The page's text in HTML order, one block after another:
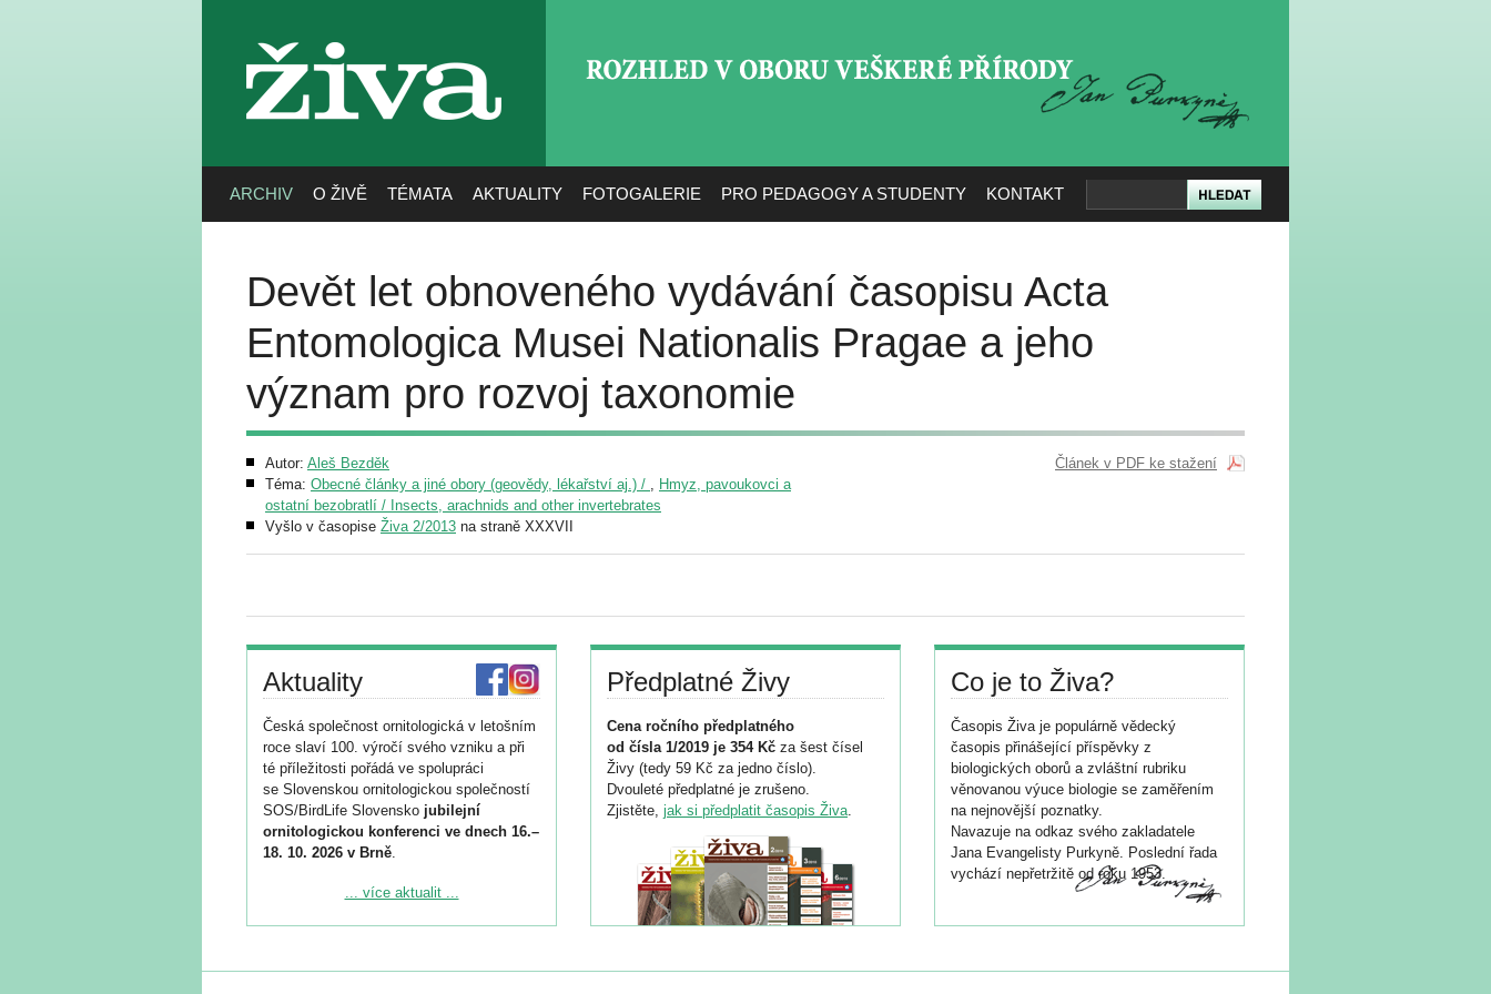
živa
ARCHIV O ŽIVĚ TÉMATA AKTUALITY FOTOGALERIE PRO PEDAGOGY A STUDENTY KONTAKT
Devět let obnoveného vydávání časopisu Acta
Entomologica Musei Nationalis Pragae a jeho
význam pro rozvoj taxonomie
Autor: Aleš Bezděk
Téma: Obecné články a jiné obory (geovědy, lékařství aj.) / , Hmyz, pavoukovci a
ostatní bezobratlí / Insects, arachnids and other invertebrates
Vyšlo v časopise Živa 2/2013 na straně XXXVII
Článek v PDF ke stažení
Aktuality
Česká společnost ornitologická v letošním
roce slaví 100. výročí svého vzniku a při
té příležitosti pořádá ve spolupráci
se Slovenskou ornitologickou společností
SOS/BirdLife Slovensko jubilejní
ornitologickou konferenci ve dnech 16.–
18. 10. 2026 v Brně.
Podrobnější informace ke konferenci
Registrovat se můžete do 6. září.
... více aktualit ...
Předplatné Živy
Cena ročního předplatného
od čísla 1/2019 je 354 Kč za šest čísel
Živy (tedy 59 Kč za jedno číslo).
Dvouleté předplatné je zrušeno.
Zjistěte, jak si předplatit časopis Živa.
Co je to Živa?
Časopis Živa je populárně vědecký
časopis přinášející příspěvky z
biologických oborů a zvláštní rubriku
věnovanou výuce biologie se zaměřením
na nejnovější poznatky.
Navazuje na odkaz svého zakladatele
Jana Evangelisty Purkyně. Poslední řada
vychází nepřetržitě od roku 1953.